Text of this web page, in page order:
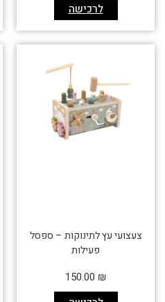
לרכישה
צעצועי עץ לתינוקות – ספסל
פעילות
150.00 ₪